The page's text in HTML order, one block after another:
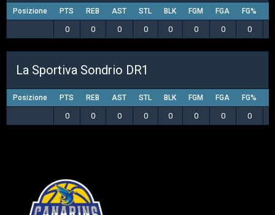
Posizione PTS REB AST STL BLK FGM FGA FG%
0 0 0 0 0 0 0 0
La Sportiva Sondrio DR1
Posizione PTS REB AST STL BLK FGM FGA FG%
0 0 0 0 0 0 0 0